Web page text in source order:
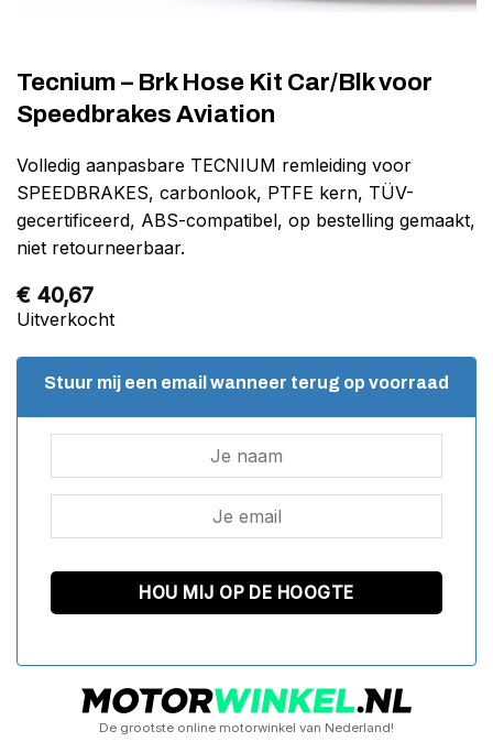
Tecnium – Brk Hose Kit Car/Blk voor
Speedbrakes Aviation
Volledig aanpasbare TECNIUM remleiding voor
SPEEDBRAKES, carbonlook, PTFE kern, TÜV-
gecertificeerd, ABS-compatibel, op bestelling gemaakt,
niet retourneerbaar.
€ 40,67
Uitverkocht
Stuur mij een email wanneer terug op voorraad
De grootste online motorwinkel van Nederland!